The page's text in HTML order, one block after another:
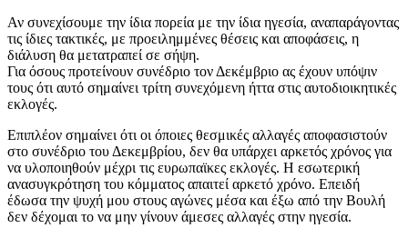
Αν συνεχίσουμε την ίδια πορεία με την ίδια ηγεσία, αναπαράγοντας
τις ίδιες τακτικές, με προειλημμένες θέσεις και αποφάσεις, η
διάλυση θα μετατραπεί σε σήψη.
Για όσους προτείνουν συνέδριο τον Δεκέμβριο ας έχουν υπόψιν
τους ότι αυτό σημαίνει τρίτη συνεχόμενη ήττα στις αυτοδιοικητικές
εκλογές.
Επιπλέον σημαίνει ότι οι όποιες θεσμικές αλλαγές αποφασιστούν
στο συνέδριο του Δεκεμβρίου, δεν θα υπάρχει αρκετός χρόνος για
να υλοποιηθούν μέχρι τις ευρωπαϊκες εκλογές. Η εσωτερική
ανασυγκρότηση του κόμματος απαιτεί αρκετό χρόνο. Επειδή
έδωσα την ψυχή μου στους αγώνες μέσα και έξω από την Βουλή
δεν δέχομαι το να μην γίνουν άμεσες αλλαγές στην ηγεσία.